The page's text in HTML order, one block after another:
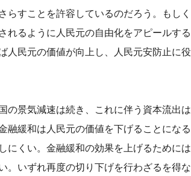
すことを許容しているのだろう。もしく
れるように人民元の自由化をアピールする
人民元の価値が向上し、人民元安防止に役
の景気減速は続き、これに伴う資本流出は
融緩和は人民元の価値を下げることになる
にくい。金融緩和の効果を上げるためには
。いずれ再度の切り下げを行わざるを得な